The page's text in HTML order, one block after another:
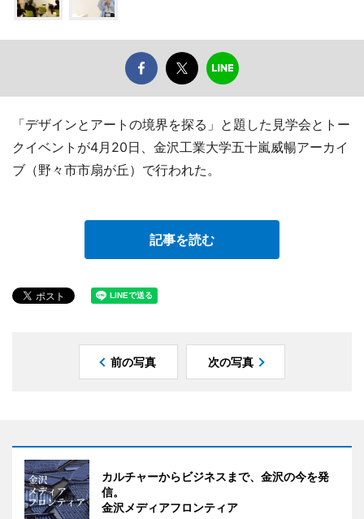
「デザインとアートの境界を探る」と題した見学会とトー
クイベントが4月20日、金沢工業大学五十嵐威暢アーカイ
ブ（野々市市扇が丘）で行われた。
記事を読む
前の写真 次の写真
カルチャーからビジネスまで、金沢の今を発
信。
金沢メディアフロンティア